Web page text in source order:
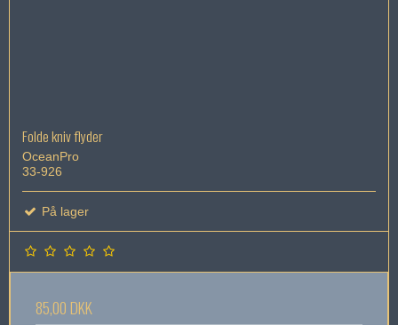
Folde kniv flyder
OceanPro
33-926
På lager
85,00 DKK